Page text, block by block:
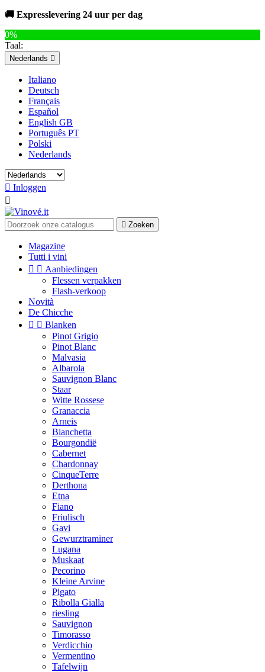
🚚 Expresslevering 24 uur per dag
0%
Taal:
Nederlands 
Italiano
Deutsch
Français
Español
English GB
Português PT
Polski
Nederlands
 Inloggen

 Zoeken
Magazine
Tutti i vini
  Aanbiedingen
Flessen verpakken
Flash-verkoop
Novità
De Chicche
  Blanken
Pinot Grigio
Pinot Blanc
Malvasia
Albarola
Sauvignon Blanc
Staar
Witte Rossese
Granaccia
Arneis
Bianchetta
Bourgondië
Cabernet
Chardonnay
CinqueTerre
Derthona
Etna
Fiano
Friulisch
Gavi
Gewurztraminer
Lugana
Muskaat
Pecorino
Kleine Arvine
Pigato
Ribolla Gialla
riesling
Sauvignon
Timorasso
Verdicchio
Vermentino
Tafelwijn